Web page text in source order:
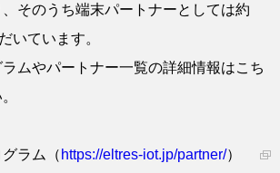
そのうち端末パートナーとしては約
いています。
ムやパートナー一覧の詳細情報はこち
グラム（ https://eltres-iot.jp/partner/）